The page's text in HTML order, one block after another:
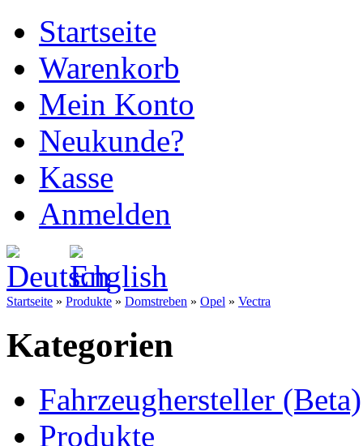
Startseite
Warenkorb
Mein Konto
Neukunde?
Kasse
Anmelden
Startseite » Produkte » Domstreben » Opel » Vectra
Kategorien
Fahrzeughersteller (Beta)
Produkte